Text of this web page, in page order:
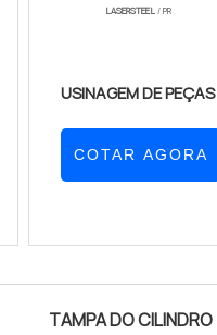
LASERSTEEL / PR
USINAGEM DE PEÇAS
COTAR AGORA
TAMPA DO CILINDRO